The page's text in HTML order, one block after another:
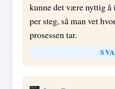
kunne det være nyttig
per steg, så man vet
prosessen tar.